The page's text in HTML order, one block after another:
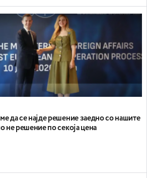
да се најде решение заедно со нашите
не решение по секоја цена